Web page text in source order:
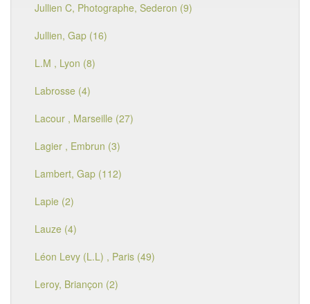
Jullien C, Photographe, Sederon (9)
Jullien, Gap (16)
L.M , Lyon (8)
Labrosse (4)
Lacour , Marseille (27)
Lagier , Embrun (3)
Lambert, Gap (112)
Lapie (2)
Lauze (4)
Léon Levy (L.L) , Paris (49)
Leroy, Briançon (2)